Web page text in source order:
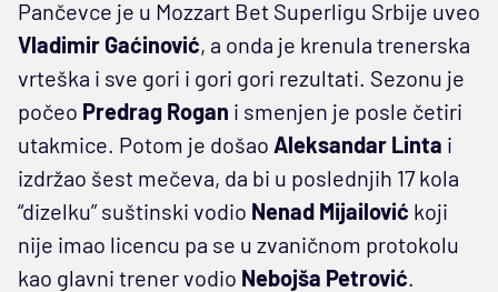
Pančevce je u Mozzart Bet Superligu Srbije uveo
Vladimir Gaćinović, a onda je krenula trenerska
vrteška i sve gori i gori gori rezultati. Sezonu je
počeo Predrag Rogan i smenjen je posle četiri
utakmice. Potom je došao Aleksandar Linta i
izdržao šest mečeva, da bi u poslednjih 17 kola
“dizelku” suštinski vodio Nenad Mijailović koji
nije imao licencu pa se u zvaničnom protokolu
kao glavni trener vodio Nebojša Petrović.